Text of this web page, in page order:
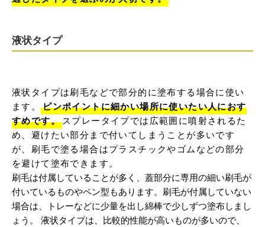
液状タイプ
液状タイプは刷毛などで部分的に塗布する場合に使い
ます。ピンポイントに細かい場所に使いたい人におす
すめです。 スプレータイプでは広範囲に噴射されるた
め、避けたい部分まで付いてしまうことが多いです
が、刷毛で塗る場合はプラスチックやゴムなどの部分
を避けて塗布できます。
刷毛は付属していることが多く、蓋部分に専用の細い刷毛が
付いているものやペン型もあります。刷毛が付属していない
場合は、トレーなどに少量を出し綿棒で少しずつ塗布しまし
ょう。 液状タイプは、比較的性能が高いものが多いので、